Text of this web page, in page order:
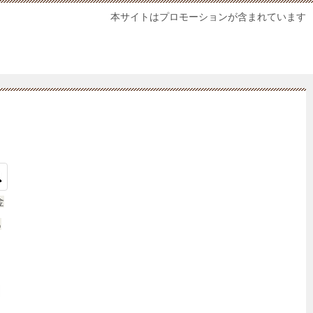
本サイトはプロモーションが含まれています